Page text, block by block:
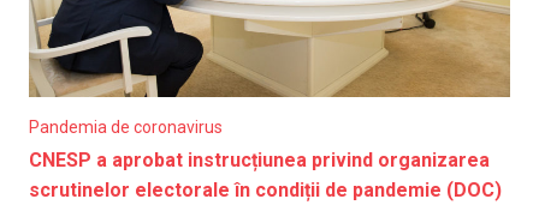
Pandemia de coronavirus
CNESP a aprobat instrucțiunea privind organizarea
scrutinelor electorale în condiții de pandemie (DOC)